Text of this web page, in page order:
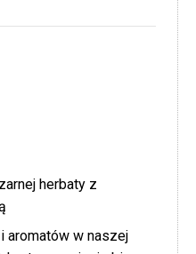
herbaty z
aromatów w naszej